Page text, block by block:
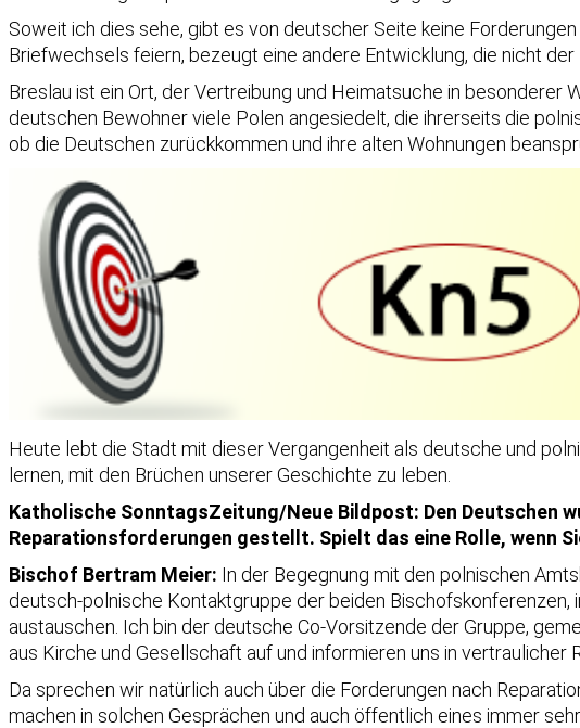
Soweit ich dies sehe, gibt es von deutscher Seite keine
Briefwechsels feiern, bezeugt eine andere Entwicklung, die nicht
Breslau ist ein Ort, der Vertreibung und Heimatsuche in
deutschen Bewohner viele Polen angesiedelt, die ihrerseits die
ob die Deutschen zurückkommen und ihre alten Wohnungen
Heute lebt die Stadt mit dieser Vergangenheit als deutsche und
lernen, mit den Brüchen unserer Geschichte zu leben.
Katholische SonntagsZeitung/Neue Bildpost: Den Deutschen
Reparationsforderungen gestellt. Spielt das eine Rolle, wenn
Bischof Bertram Meier: In der Begegnung mit den polnischen
deutsch-polnische Kontaktgruppe der beiden
austauschen. Ich bin der deutsche Co-Vorsitzende der Gruppe,
aus Kirche und Gesellschaft auf und informieren uns in vertraulicher
Da sprechen wir natürlich auch über die Forderungen nach
machen in solchen Gesprächen und auch öffentlich eines immer